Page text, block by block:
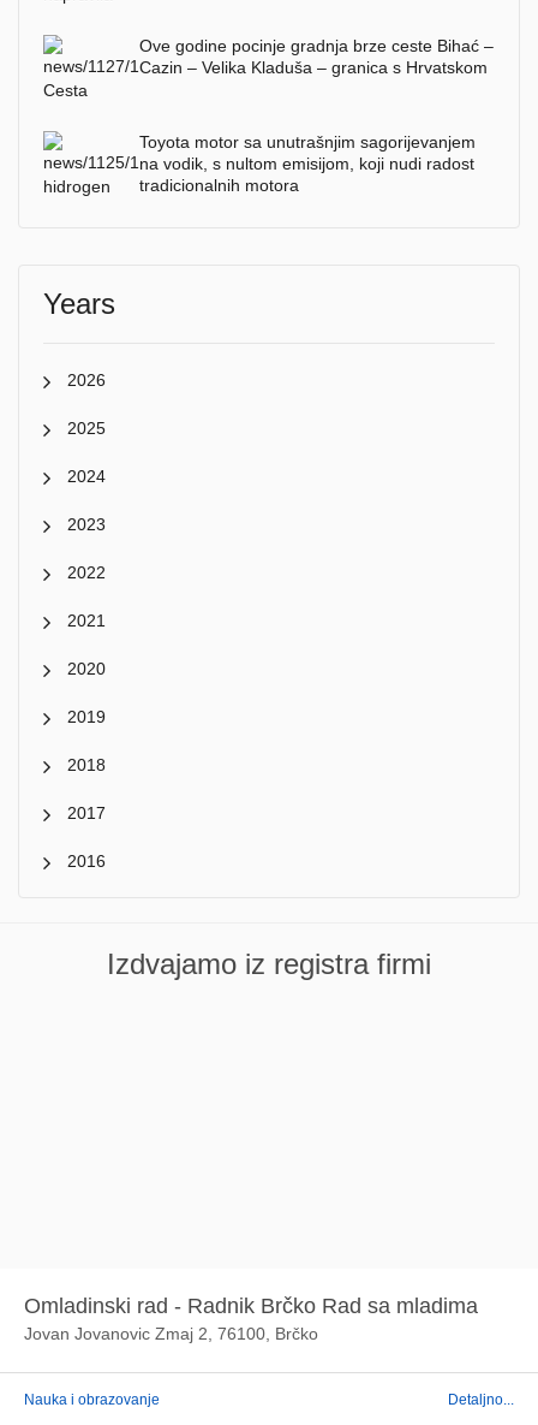
Ove godine pocinje gradnja brze ceste Bihać –
Cazin – Velika Kladuša – granica s Hrvatskom
Toyota motor sa unutrašnjim sagorijevanjem
na vodik, s nultom emisijom, koji nudi radost
tradicionalnih motora
Years
2026
2025
2024
2023
2022
2021
2020
2019
2018
2017
2016
Izdvajamo iz registra firmi
Omladinski rad - Radnik Brčko Rad sa mladima
Jovan Jovanovic Zmaj 2, 76100, Brčko
Nauka i obrazovanje Detaljno...